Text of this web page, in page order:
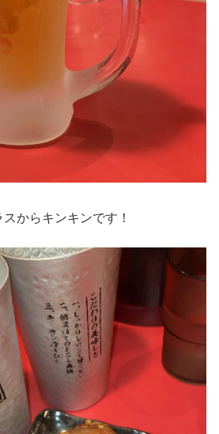
からキンキンです！